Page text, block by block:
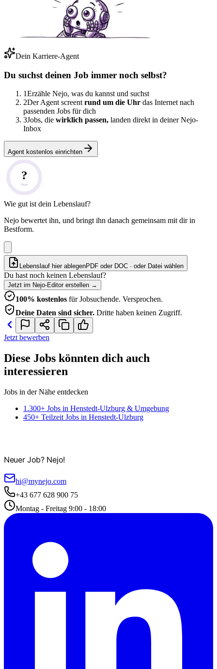
Dein Karriere-Agent
Du suchst deinen Job immer noch selbst?
1Erzähle Nejo, was du kannst und suchst
2Der Agent screent rund um die Uhr das Internet nach
passenden Jobs für dich
3Jobs, die wirklich passen, landen direkt in deiner Nejo-
Inbox
Agent kostenlos einrichten
?
Note
Wie gut ist dein Lebenslauf?
Nejo bewertet ihn, und bringt ihn danach gemeinsam mit dir in
Bestform.
Lebenslauf hier ablegenPDF oder DOC · oder Datei wählen
Du hast noch keinen Lebenslauf?
Jetzt im Nejo-Editor erstellen →
100% kostenlos für Jobsuchende. Versprochen.
Deine Daten sind sicher. Dritte haben keinen Zugriff.
Jetzt bewerben
Diese Jobs könnten dich auch
interessieren
Jobs in der Nähe entdecken
1.300+ Jobs in Henstedt-Ulzburg & Umgebung
450+ Teilzeit Jobs in Henstedt-Ulzburg
Neuer Job? Nejo!
hi@mynejo.com
+43 677 628 900 75
Montag - Freitag 9:00 - 18:00